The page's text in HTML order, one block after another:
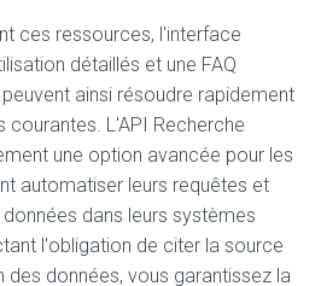
ces ressources, l'interface
détaillés et une FAQ
ainsi résoudre rapidement
courantes. L'API Recherche
une option avancée pour les
automatiser leurs requêtes et
dans leurs systèmes
l'obligation de citer la source
des données, vous garantissez la